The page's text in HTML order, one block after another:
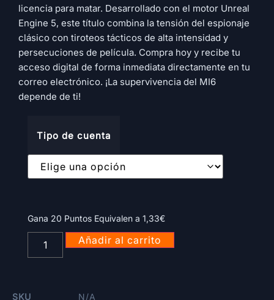
licencia para matar. Desarrollado con el motor Unreal
Engine 5, este título combina la tensión del espionaje
clásico con tiroteos tácticos de alta intensidad y
persecuciones de película. Compra hoy y recibe tu
acceso digital de forma inmediata directamente en tu
correo electrónico. ¡La supervivencia del MI6
depende de ti!
Tipo de cuenta
Gana 20 Puntos Equivalen a 1,33€
Añadir al carrito
SKU
N/A